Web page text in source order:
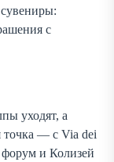
с
уходят, а
точка — с Via dei
форум и Колизей